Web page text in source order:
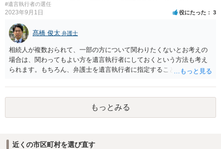
#遺言執行者の選任
2023年9月1日 役にたった 3
髙橋 俊太 弁護士
相続人が複数おられて、一部の方について関わりたくないとお考えの
場合は、関わってもよい方を遺言執行者にしておくという方法も考え
られます。もちろん、弁護士を遺言執行者に指定することもできます
方に再委任の権限を付与しておくという方法もあります。 一度、弁護
士に直接ご相談されることをお勧めいたします。
もっとみる
近くの市区町村を選び直す